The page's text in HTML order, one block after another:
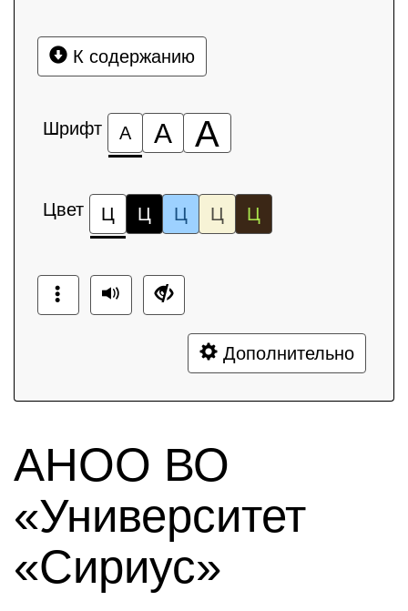
К содержанию
Шрифт А А А
Цвет Ц Ц Ц Ц Ц
Дополнительно
АНОО ВО
«Университет
«Сириус»